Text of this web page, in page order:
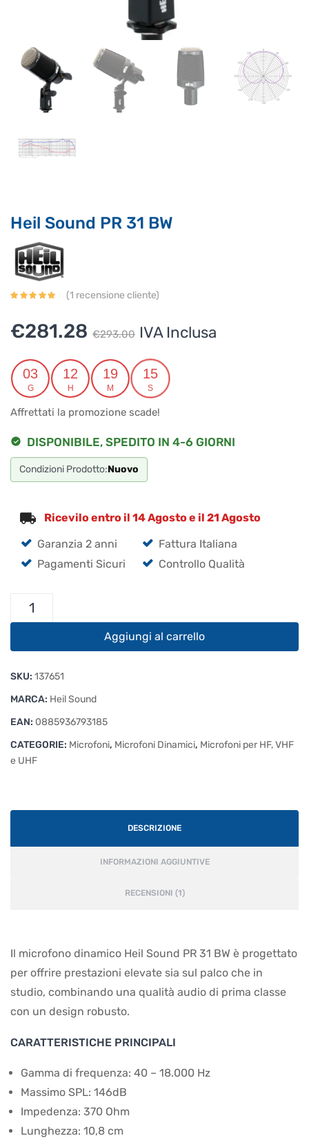
Heil Sound PR 31 BW
(1 recensione cliente)
€293.00 Il
prezzo
originale
era:
€293.00.
€281.28
Il
prezzo
attuale
è:
€281.28.
IVA Inclusa
03
G
12
H
19
M
15
S
Affrettati la promozione scade!
DISPONIBILE, SPEDITO IN 4-6 GIORNI
Condizioni Prodotto:Nuovo
Ricevilo entro il 14 Agosto e il 21 Agosto
Garanzia 2 anni
Fattura Italiana
Pagamenti Sicuri
Controllo Qualità
31
quantità
Aggiungi al carrello
SKU: 137651
MARCA: Heil Sound
EAN: 0885936793185
CATEGORIE: Microfoni, Microfoni Dinamici, Microfoni per HF, VHF
e UHF
DESCRIZIONE
INFORMAZIONI AGGIUNTIVE
RECENSIONI (1)
Il microfono dinamico Heil Sound PR 31 BW è progettato
per offrire prestazioni elevate sia sul palco che in
studio, combinando una qualità audio di prima classe
con un design robusto.
CARATTERISTICHE PRINCIPALI
Gamma di frequenza: 40 – 18.000 Hz
Massimo SPL: 146dB
Impedenza: 370 Ohm
Lunghezza: 10,8 cm
Supporto clienti
Ciao, Come posso aiutarti?
Puoi chiedermi informazioni generali o specifiche su certi
Per ottenere dettagli su un determinato prodotto
assicurati di indicarne il nome completo